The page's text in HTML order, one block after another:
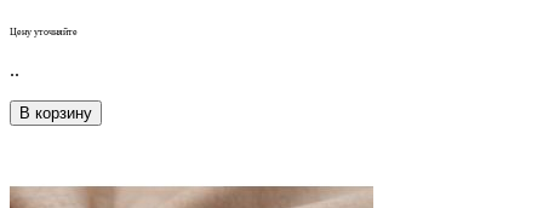
Цену уточняйте
..
В корзину